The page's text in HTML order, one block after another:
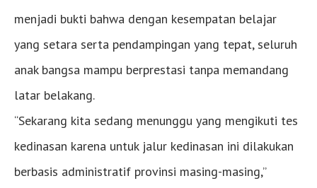
menjadi bukti bahwa dengan kesempatan belajar
yang setara serta pendampingan yang tepat, seluruh
anak bangsa mampu berprestasi tanpa memandang
latar belakang.
“Sekarang kita sedang menunggu yang mengikuti tes
kedinasan karena untuk jalur kedinasan ini dilakukan
berbasis administratif provinsi masing-masing,”